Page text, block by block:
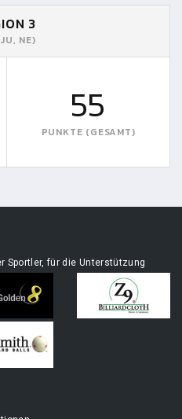
3
NE)
55
PUNKTE (GESAMT)
Sportler, für die Unterstützung